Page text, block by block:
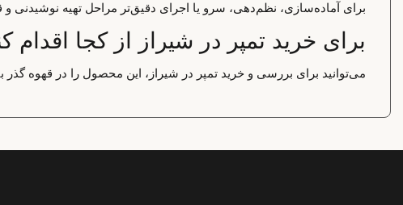
برای آماده‌سازی، نظم‌دهی، سرو یا اجرای دقیق‌تر مراحل تهیه نوشیدنی و
برای خرید تمپر در شیراز از کجا اقدام
می‌توانید برای بررسی و خرید تمپر در شیراز، این محصول را در قهوه